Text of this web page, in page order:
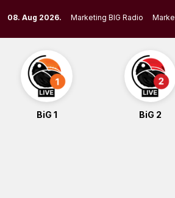
to
content
08. Aug 2026. Marketing BIG Radio
BiG 1 BiG 2